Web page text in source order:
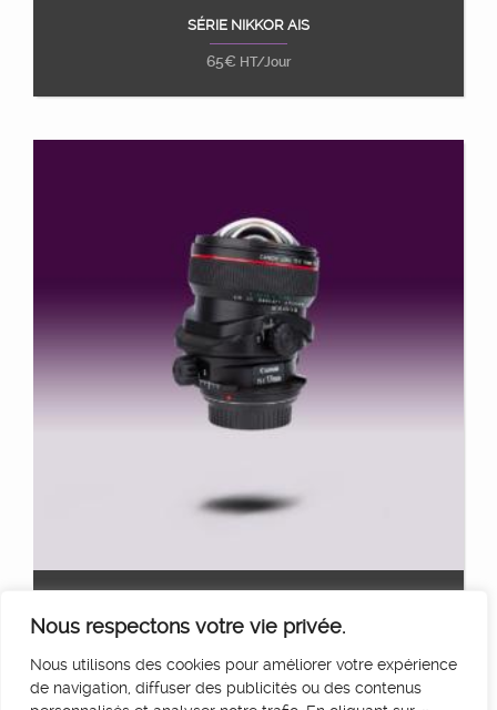
Nous respectons votre vie privée.
Nous utilisons des cookies pour améliorer votre expérience
de navigation, diffuser des publicités ou des contenus
Ajouter au panier
SÉRIE NIKKOR AIS
65€ HT/Jour
50€ HT/Jour